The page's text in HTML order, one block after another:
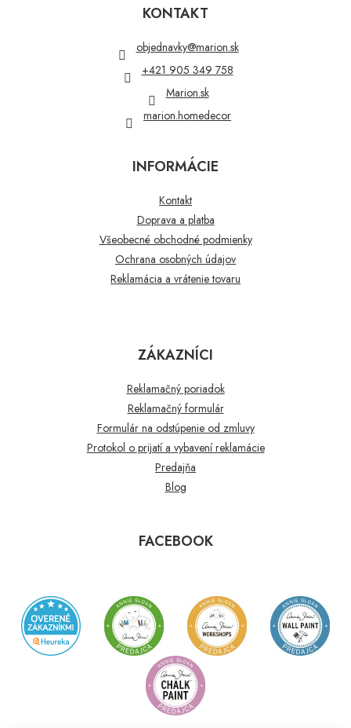
KONTAKT
objednavky@marion.sk
+421 905 349 758
Marion.sk
marion.homedecor
INFORMÁCIE
Kontakt
Doprava a platba
Všeobecné obchodné podmienky
Ochrana osobných údajov
Reklamácia a vrátenie tovaru
ZÁKAZNÍCI
Reklamačný poriadok
Reklamačný formulár
Formulár na odstúpenie od zmluvy
Protokol o prijatí a vybavení reklamácie
Predajňa
Blog
FACEBOOK